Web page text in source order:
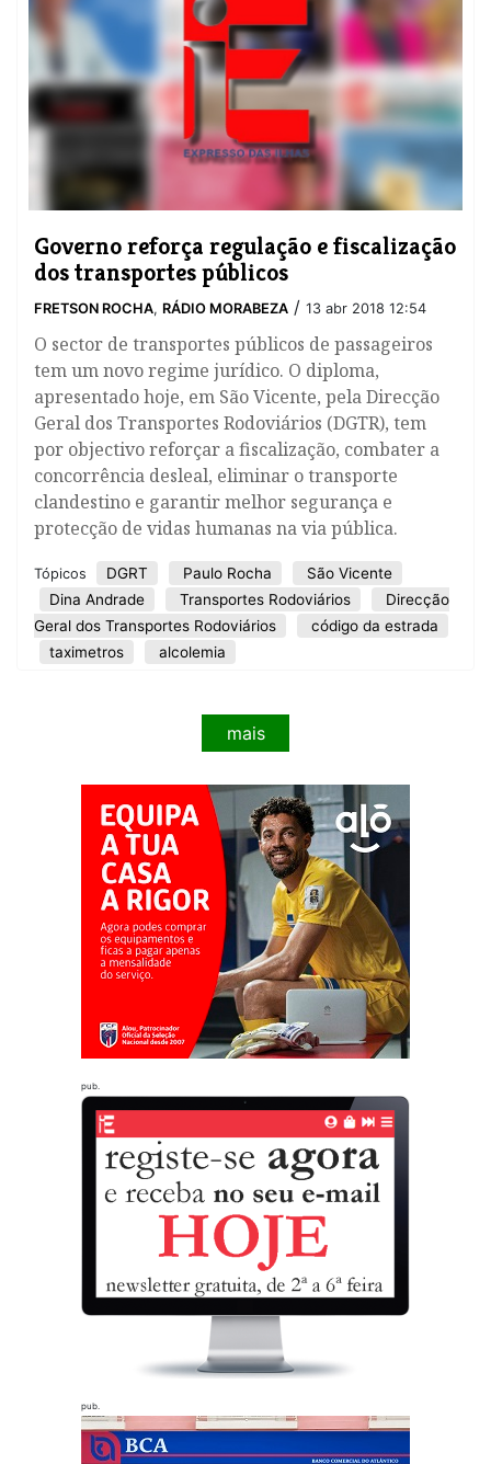
​Governo reforça regulação e fiscalização
dos transportes públicos
FRETSON ROCHA, RÁDIO MORABEZA / 13 abr 2018 12:54
O sector de transportes públicos de passageiros
tem um novo regime jurídico. O diploma,
apresentado hoje, em São Vicente, pela Direcção
Geral dos Transportes Rodoviários (DGTR), tem
por objectivo reforçar a fiscalização, combater a
concorrência desleal, eliminar o transporte
clandestino e garantir melhor segurança e
protecção de vidas humanas na via pública.
Tópicos DGRT Paulo Rocha
São Vicente
Dina Andrade
Transportes Rodoviários
Direcção
Geral dos Transportes Rodoviários
código da estrada
taximetros
alcolemia
mais
pub.
pub.